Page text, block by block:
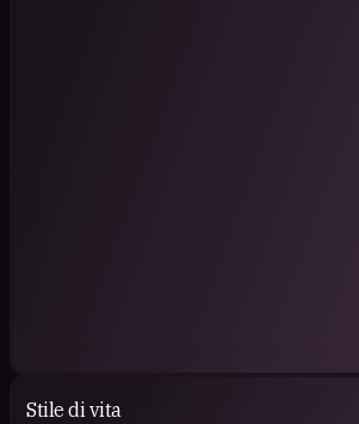
Stile di vita